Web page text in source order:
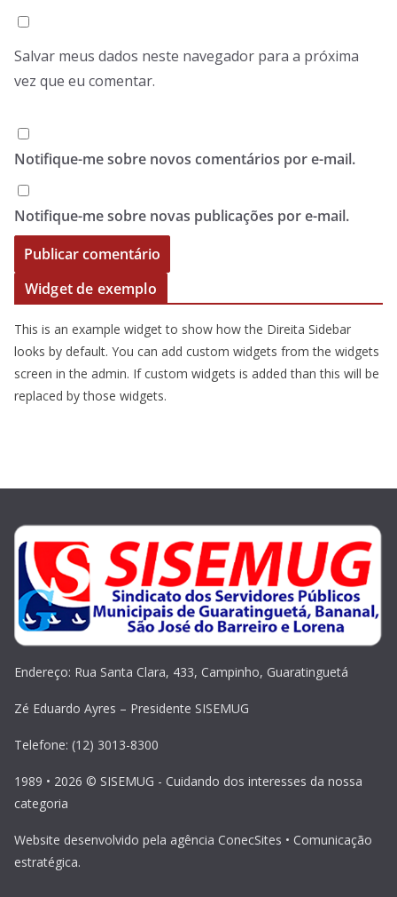
Salvar meus dados neste navegador para a próxima
vez que eu comentar.
Notifique-me sobre novos comentários por e-mail.
Notifique-me sobre novas publicações por e-mail.
Widget de exemplo
This is an example widget to show how the Direita Sidebar
looks by default. You can add custom widgets from the widgets
screen in the admin. If custom widgets is added than this will be
replaced by those widgets.
Endereço: Rua Santa Clara, 433, Campinho, Guaratinguetá
Zé Eduardo Ayres – Presidente SISEMUG
Telefone: (12) 3013-8300
1989 • 2026 © SISEMUG - Cuidando dos interesses da nossa
categoria
Website desenvolvido pela agência ConecSites • Comunicação
estratégica.